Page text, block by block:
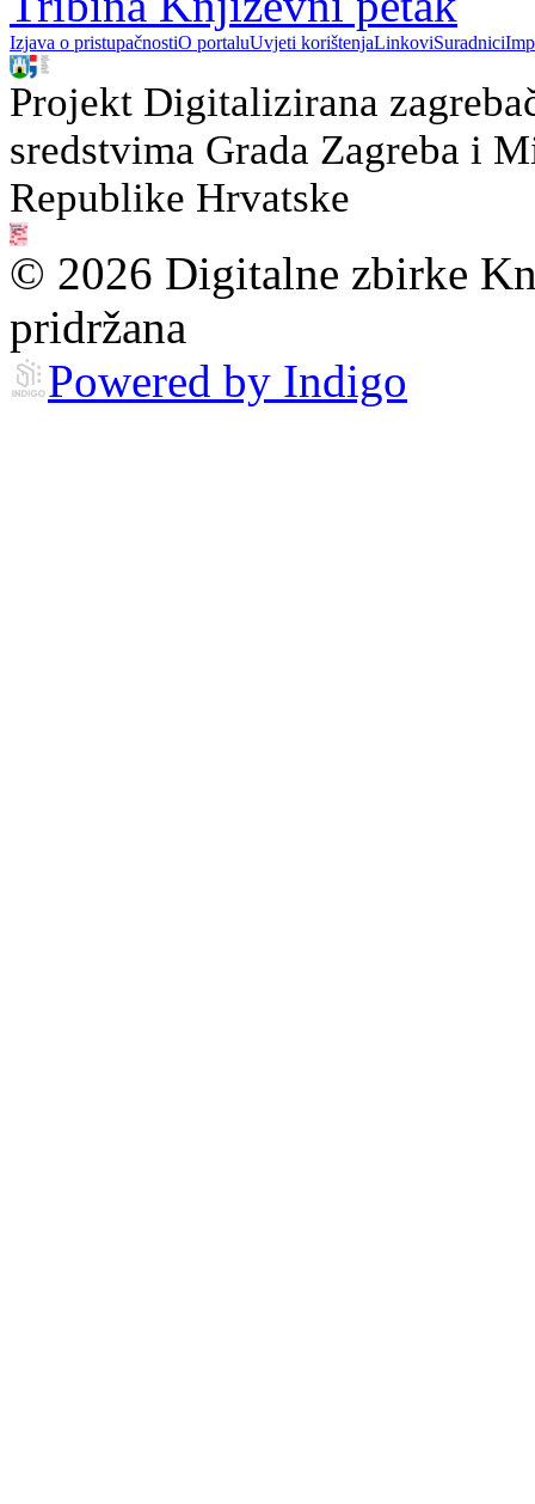
Izjava o pristupačnostiO portaluUvjeti korištenjaLinkoviSuradnici
Projekt Digitalizirana
sredstvima Grada Zagreba i
Republike Hrvatske
© 2026 Digitalne zbirke
pridržana
Powered by Indigo